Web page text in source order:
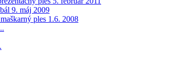
9. máj 2009
ples 1.6. 2008